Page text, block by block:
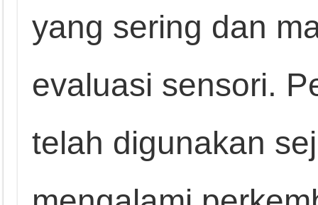
yang sering dan
evaluasi sensori.
telah digunakan